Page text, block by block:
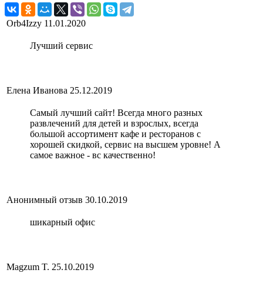
Orb4Izzy 11.01.2020
Лучший сервис
Елена Иванова 25.12.2019
Самый лучший сайт! Всегда много разных
развлечений для детей и взрослых, всегда
большой ассортимент кафе и ресторанов с
хорошей скидкой, сервис на высшем уровне! А
самое важное - вс качественно!
Анонимный отзыв 30.10.2019
шикарный офис
Magzum T. 25.10.2019